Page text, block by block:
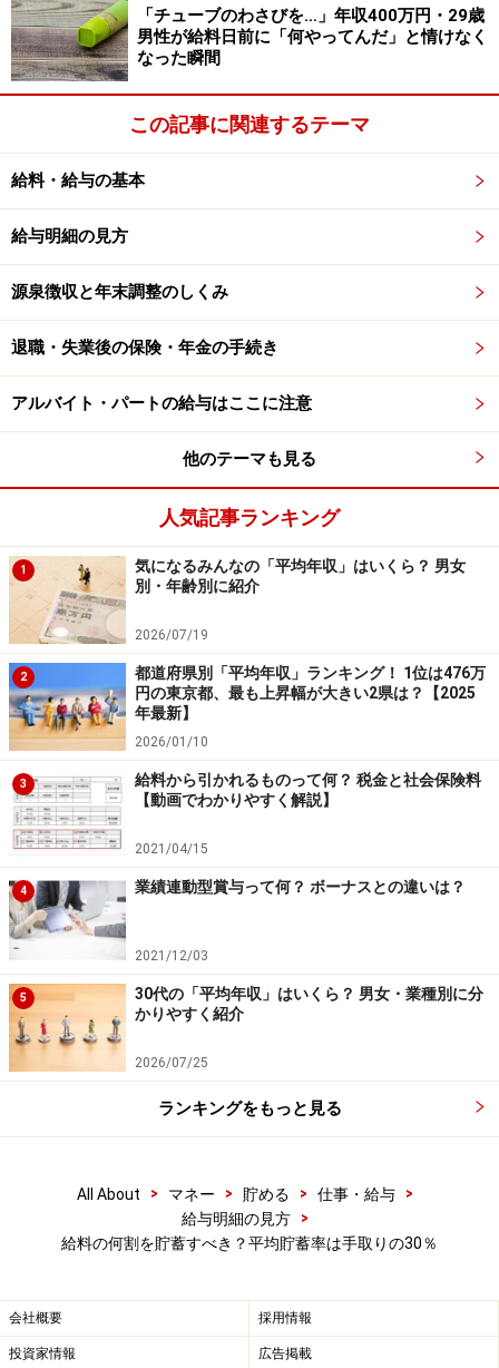
どもが1人いるかどうかというタイミング。夫婦2人だけ
か子どもがいてもまだ小さいこの時期は、貯め時といえ
ます。
40歳代以降は、貯蓄率が下がっていきます。40～50歳代
は収入や可処分所得のピークとなりますが、教育費など
ています。
60歳代になると、貯蓄率もまた少し下がって29.1％。定
年退職し再就職をしたためか可処分所得は減っています
が、30％近くまで頑張って貯蓄している姿がうかがえま
現役世代は貯蓄率30～35％
世帯をもった現役世代での60歳までは30～35％前後の貯
蓄率となっています。このデータはあくまでも平均で
す。実際には、現役世代は手取り額の30～35％程度の貯
蓄を目標にしたいものです。
とはいっても、ライフステージによって目標とする貯蓄
率は変わってきます。では、収入に対してどれくらいの
割合で貯蓄をすればよいのか、世帯別の目標を見てみま
しょう。
強、1人暮らしは2～3割が目安
ライフステージ別で目標とする貯蓄率を考える時、一番
り個人の消費ですから、支出がかなりおさえられます。
「チューブのわさびを…」年収400万円・29歳
男性が給料日前に「何やってんだ」と情けなく
なった瞬間
この記事に関連するテーマ
給料・給与の基本
給与明細の見方
源泉徴収と年末調整のしくみ
退職・失業後の保険・年金の手続き
アルバイト・パートの給与はここに注意
他のテーマも見る
人気記事ランキング
1
気になるみんなの「平均年収」はいくら？ 男女
別・年齢別に紹介
2026/07/19
2
都道府県別「平均年収」ランキング！ 1位は476万
円の東京都、最も上昇幅が大きい2県は？【2025
年最新】
2026/01/10
3
給料から引かれるものって何？ 税金と社会保険料
【動画でわかりやすく解説】
2021/04/15
4 業績連動型賞与って何？ ボーナスとの違いは？
2021/12/03
5
30代の「平均年収」はいくら？ 男女・業種別に分
かりやすく紹介
2026/07/25
ランキングをもっと見る
All About > マネー > 貯める > 仕事・給与
>
給与明細の見方
>
給料の何割を貯蓄すべき？平均貯蓄率は手取りの30％
会社概要 採用情報
投資家情報 広告掲載